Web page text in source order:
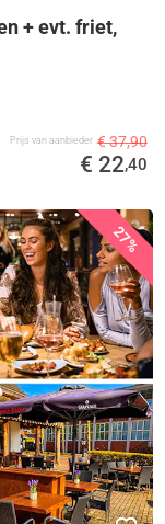
+ evt. friet,
Prijs van aanbieder € 37,90
€ 22,40
27%